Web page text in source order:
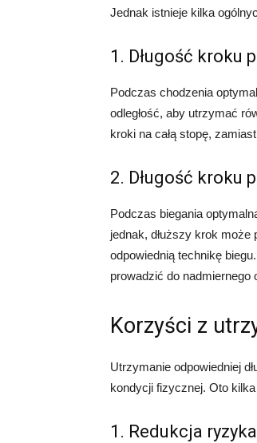
Jednak istnieje kilka
1. Długość kroku
Podczas chodzenia
odległość, aby utrzymać
kroki na całą stopę,
2. Długość kroku
Podczas biegania
jednak, dłuższy krok
odpowiednią technikę
prowadzić do nadmiernego
Korzyści z
Utrzymanie odpowiedniej
kondycji fizycznej. Oto
1. Redukcja